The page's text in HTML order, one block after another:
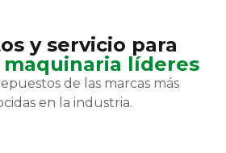
y servicio para
maquinaria líderes
de las marcas más
en la industria.